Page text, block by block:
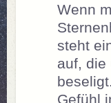
Wenn
steht
auf, die
Gefühl